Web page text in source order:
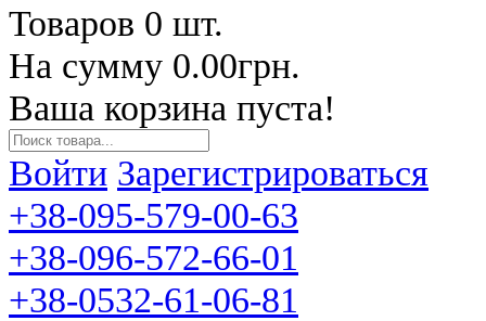
Товаров 0 шт.
На сумму 0.00грн.
Ваша корзина пуста!
Войти Зарегистрироваться
+38-095-579-00-63
+38-096-572-66-01
+38-0532-61-06-81